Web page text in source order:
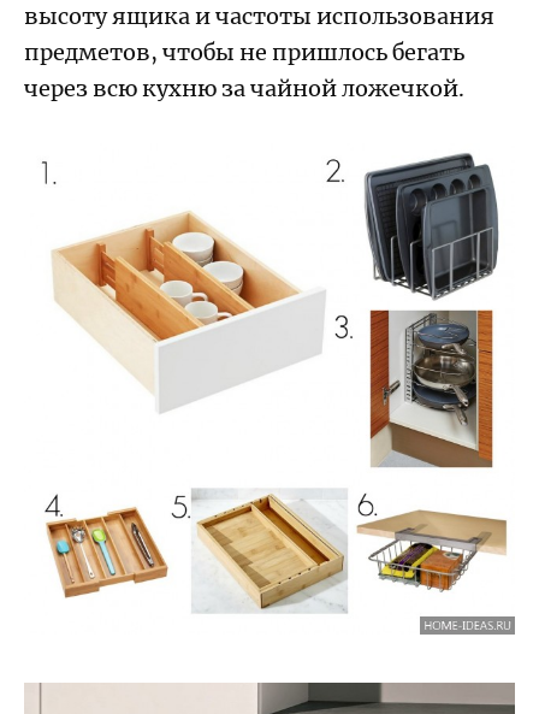
высоту ящика и частоты использования
предметов, чтобы не пришлось бегать
через всю кухню за чайной ложечкой.